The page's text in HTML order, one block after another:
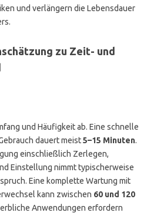
und verlängern die Lebensdauer
zu Zeit- und
und Häufigkeit ab. Eine schnelle
dauert meist5–15 Minuten.
einschließlich Zerlegen,
Einstellung nimmt typischerweise
Eine komplette Wartung mit
kann zwischen 60 und 120
Anwendungen erfordern